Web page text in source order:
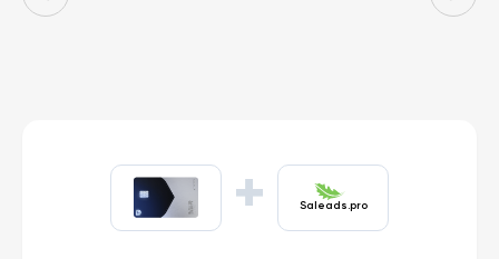
+ Saleads.pro